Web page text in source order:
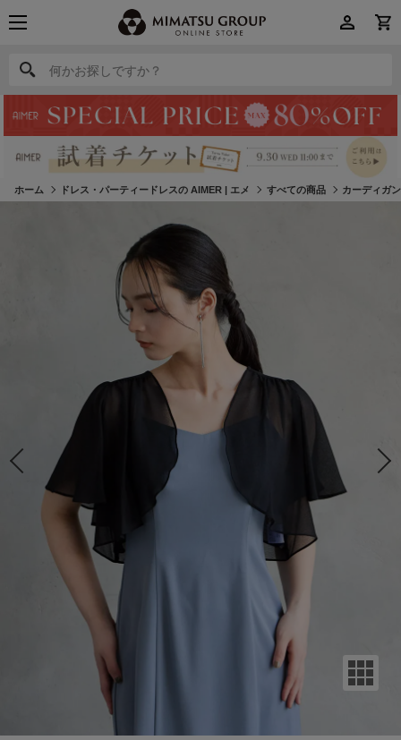
何かお探しですか？
何かお探しですか？
ホーム ドレス・パーティードレスの AIMER | エメ すべての商品 カーディガ